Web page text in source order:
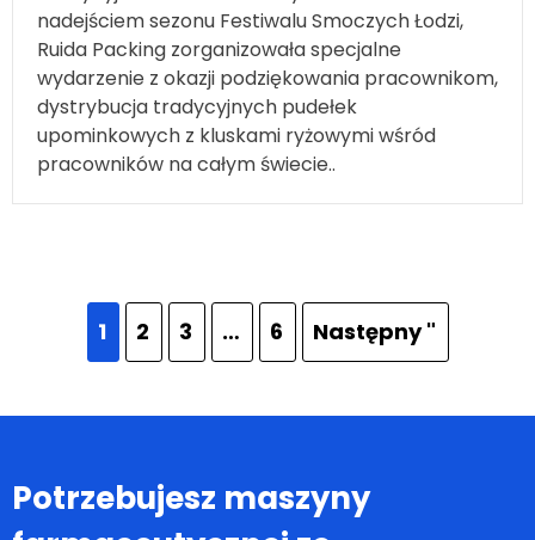
Ruida Packing zorganizowała specjalne
wydarzenie z okazji podziękowania pracownikom,
dystrybucja tradycyjnych pudełek
upominkowych z kluskami ryżowymi wśród
pracowników na całym świecie..
1 2 3 … 6 Następny "
farmaceutycznej ze